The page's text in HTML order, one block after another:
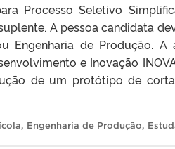
Processo Seletivo
A pessoa candidata
Engenharia de Produção.
e Inovação
de um protótipo de
, Engenharia de Produção,